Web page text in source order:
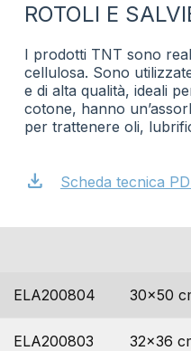
ROTOLI E
I prodotti TNT sono
cellulosa. Sono
e di alta qualità, ideali
cotone, hanno
per trattenere oli,
download Scheda tecnica
ELA200804 30×50
ELA200803 32×36